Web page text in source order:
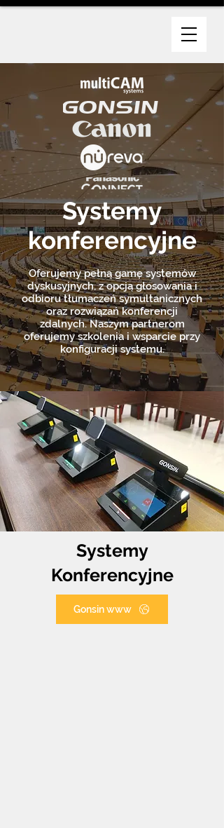
Systemy
konferencyjne
Oferujemy pełną gamę systemów
dyskusyjnych, z opcją głosowania i
odbioru tłumaczeń symultanicznych
oraz rozwiązań konferencji
zdalnych. Naszym partnerom
oferujemy szkolenia i wsparcie przy
konfiguracji systemu.
Systemy
Konferencyjne
Gonsin www